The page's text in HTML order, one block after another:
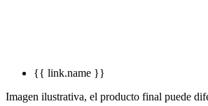
{{ link.name }}
Imagen ilustrativa, el producto final puede